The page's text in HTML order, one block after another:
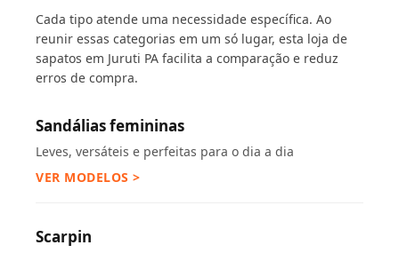
Cada tipo atende uma necessidade específica. Ao
reunir essas categorias em um só lugar, esta loja de
sapatos em Juruti PA facilita a comparação e reduz
erros de compra.
Sandálias femininas
Leves, versáteis e perfeitas para o dia a dia
VER MODELOS >
Scarpin